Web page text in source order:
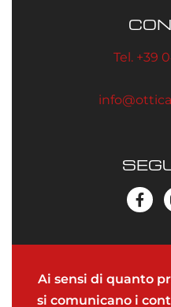
Tel. +39
Ai sensi di quanto
si comunicano i